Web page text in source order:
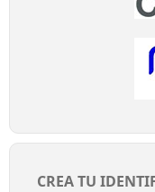
CREA TU